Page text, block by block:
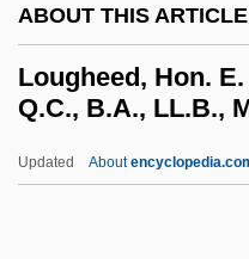
ABOUT THIS ARTICLE
Lougheed, Hon.
Q.C., B.A., LL.B.,
Updated About
Loudmouthed
Loudmouth
Loudhailer
Louder Than Bombs